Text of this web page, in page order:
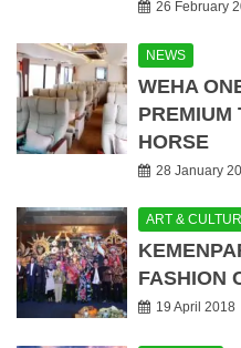
26 February
NEWS
WEHA
PREMIUM
HORSE
28 January
ART &
FASHION
19 April 2018